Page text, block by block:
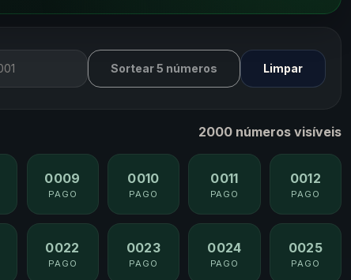
Sortear 5 números Limpar
2000 números visíveis
0009
PAGO
0010
PAGO
0011
PAGO
0012
PAGO
0022
PAGO
0023
PAGO
0024
PAGO
0025
PAGO